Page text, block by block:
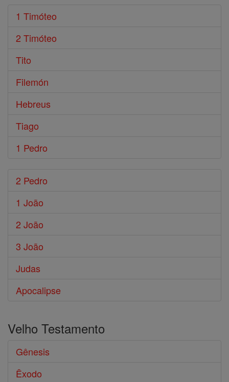
1 Timóteo
2 Timóteo
Tito
Filemón
Hebreus
Tiago
1 Pedro
2 Pedro
1 João
2 João
3 João
Judas
Apocalipse
Velho Testamento
Gênesis
Êxodo